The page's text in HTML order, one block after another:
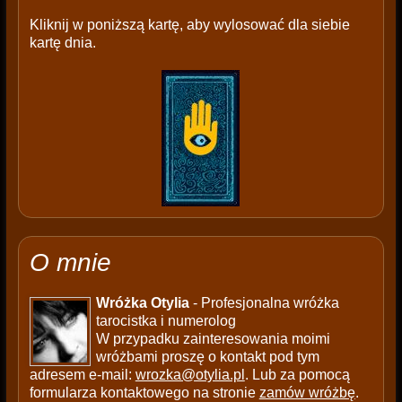
Kliknij w poniższą kartę, aby wylosować dla siebie
kartę dnia.
O mnie
Wróżka Otylia- Profesjonalna wróżka
tarocistka i numerolog
W przypadku zainteresowania moimi
wróżbami proszę o kontakt pod tym
adresem e-mail: wrozka@otylia.pl . Lub za pomocą
formularza kontaktowego na stronie zamów wróżbę.